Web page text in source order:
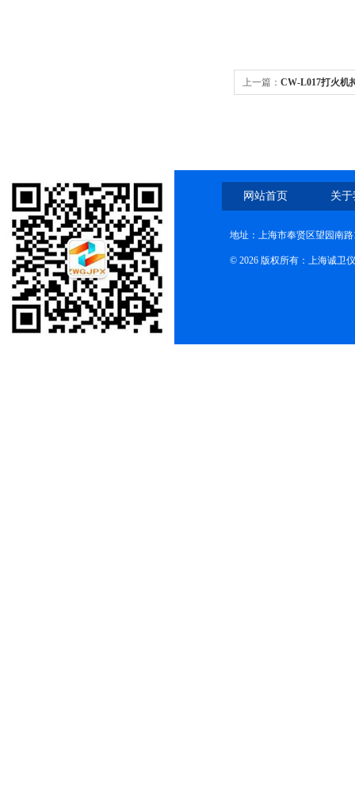
上一篇： CW-L017打火机
网站首页 关
地址：上海市奉贤区望园南路
© 2026 版权所有：上海诚卫